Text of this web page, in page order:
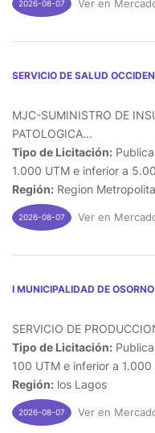
2026-08-07 Ver en
SERVICIO DE SALUD
MJC-SUMINISTRO DE
PATOLOGICA...
Tipo de Licitación:
1.000 UTM e inferior a
Región: Region
2026-08-07 Ver en
I MUNICIPALIDAD DE OSORNO
SERVICIO DE
Tipo de Licitación:
100 UTM e inferior a 1.000
Región: los Lagos
2026-08-07 Ver en